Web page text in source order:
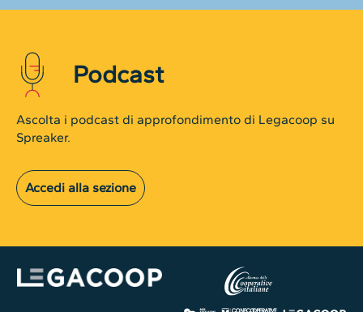
Podcast
Ascolta i podcast di approfondimento di Legacoop su
Spreaker.
Accedi alla sezione